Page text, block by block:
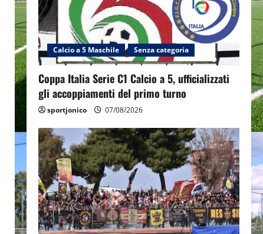
Calcio a 5 Maschile Senza categoria
Coppa Italia Serie C1 Calcio a 5, ufficializzati
gli accoppiamenti del primo turno
sportjonico 07/08/2026